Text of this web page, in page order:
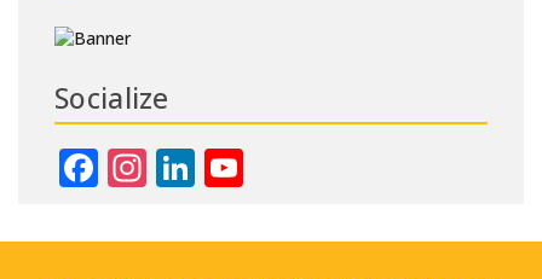
Socialize
Facebook
Instagram
LinkedIn